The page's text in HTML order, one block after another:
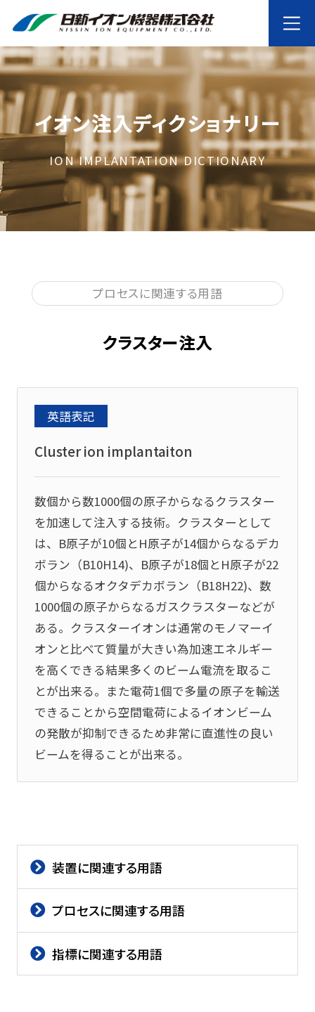
イオン注入ディクショナリー
ION IMPLANTATION DICTIONARY
プロセスに関連する用語
クラスター注入
英語表記
Cluster ion implantaiton
数個から数1000個の原子からなるクラスター
を加速して注入する技術。クラスターとして
は、B原子が10個とH原子が14個からなるデカ
ボラン（B10H14)、B原子が18個とH原子が22
個からなるオクタデカボラン（B18H22)、数
1000個の原子からなるガスクラスターなどが
ある。クラスターイオンは通常のモノマーイ
オンと比べて質量が大きい為加速エネルギー
を高くできる結果多くのビーム電流を取るこ
とが出来る。また電荷1個で多量の原子を輸送
できることから空間電荷によるイオンビーム
の発散が抑制できるため非常に直進性の良い
ビームを得ることが出来る。
装置に関連する用語
プロセスに関連する用語
指標に関連する用語